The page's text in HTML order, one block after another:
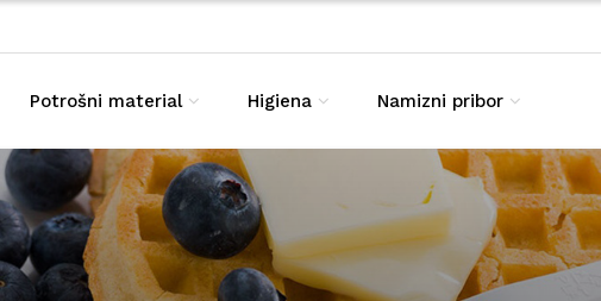
Potrošni material Higiena Namizni pribor